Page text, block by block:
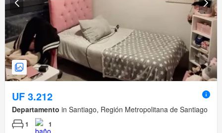
UF 3.212
Departamento in Santiago, Región Metropolitana de Santiago
1 1